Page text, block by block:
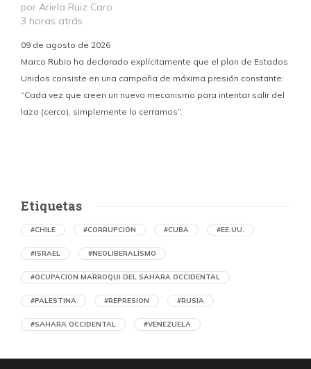
por Ariela Ruiz Caro
3 horas atrás
09 de agosto de 2026
Marco Rubio ha declarado explícitamente que el plan de Estados
Unidos consiste en una campaña de máxima presión constante:
“Cada vez que creen un nuevo mecanismo para intentar salir del
lazo (cerco), simplemente lo cerramos”.
Ejecución de niños palestinos con un solo
Etiquetas
#CHILE #CORRUPCIÓN #CUBA #EE.UU.
#ISRAEL #NEOLIBERALISMO
#OCUPACION MARROQUI DEL SAHARA OCCIDENTAL
#PALESTINA #REPRESION #RUSIA
#SAHARA OCCIDENTAL #VENEZUELA